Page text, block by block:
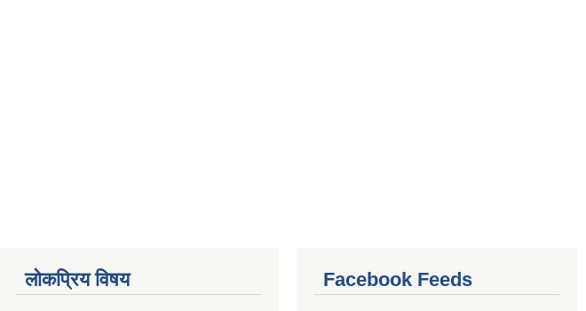
लोकप्रिय विषय Facebook Feeds